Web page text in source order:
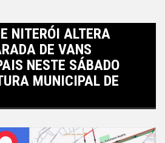
NITERÓI ALTERA
DE VANS
NESTE SÁBADO
MUNICIPAL DE